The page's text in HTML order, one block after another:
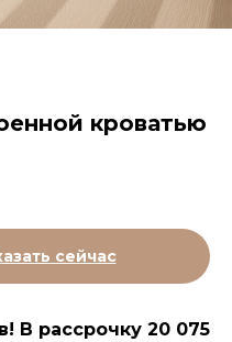
кроватью
сейчас
В рассрочку 20 075